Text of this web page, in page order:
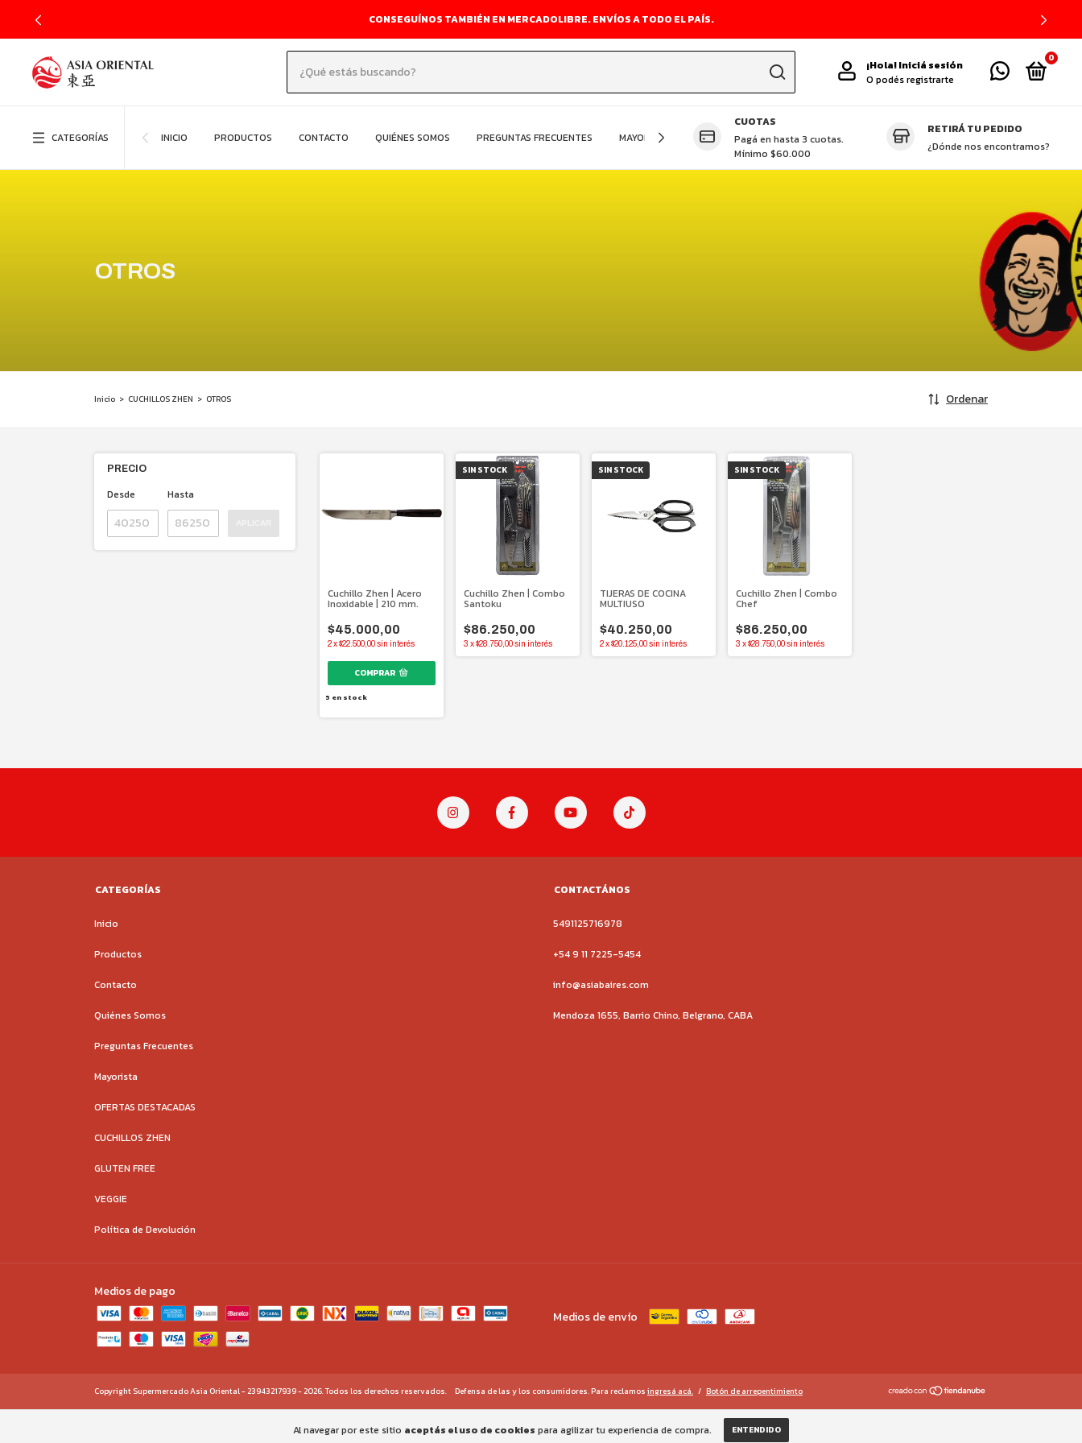
CONSEGUÍNOS TAMBIÉN EN MERCADOLIBRE. ENVÍOS A TODO EL PAÍS.
¡Hola!Iniciá sesión
O podés registrarte
0
CATEGORÍAS INICIO PRODUCTOS CONTACTO QUIÉNES SOMOS PREGUNTAS FRECUENTES MAYORISTA OFERTAS DESTACADAS CUCHILLOS ZHEN
CUOTAS
Pagá en hasta 3 cuotas.
Mínimo $60.000
RETIRÁ TU PEDIDO
¿Dónde nos encontramos?
Al navegar por este sitio aceptás el uso de cookies para agilizar tu experiencia de compra. ENTENDIDO
OTROS
Inicio > CUCHILLOS ZHEN > OTROS Ordenar
PRECIO
Desde Hasta
Cuchillo Zhen | Acero
Inoxidable | 210 mm.
$45.000,00
2x$22.500,00sin interés
5 en stock
SIN STOCK
Cuchillo Zhen | Combo
Santoku
$86.250,00
3 x$28.750,00sin interés
SIN STOCK
TIJERAS DE COCINA
MULTIUSO
$40.250,00
2x$20.125,00sin interés
SIN STOCK
Cuchillo Zhen | Combo
Chef
$86.250,00
3 x$28.750,00sin interés
CATEGORÍAS
Inicio
Productos
Contacto
Quiénes Somos
Preguntas Frecuentes
Mayorista
OFERTAS DESTACADAS
CUCHILLOS ZHEN
GLUTEN FREE
VEGGIE
Política de Devolución
CONTACTÁNOS
5491125716978
+54 9 11 7225-5454
info@asiabaires.com
Mendoza 1655, Barrio Chino, Belgrano, CABA
Medios de pago
Medios de envío
Copyright Supermercado Asia Oriental - 23943217939 - 2026. Todos los derechos reservados. Defensa de las y los consumidores. Para reclamos ingresá acá. / Botón de arrepentimiento